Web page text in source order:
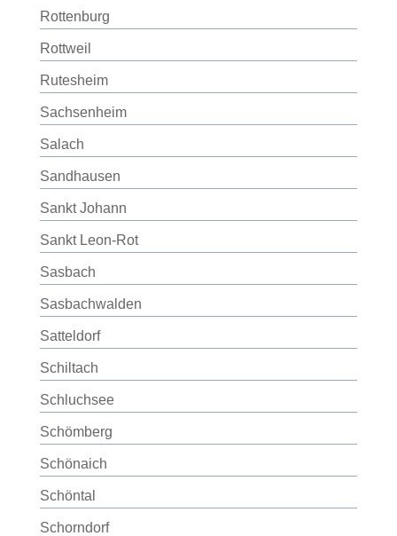
Rottenburg
Rottweil
Rutesheim
Sachsenheim
Salach
Sandhausen
Sankt Johann
Sankt Leon-Rot
Sasbach
Sasbachwalden
Satteldorf
Schiltach
Schluchsee
Schömberg
Schönaich
Schöntal
Schorndorf